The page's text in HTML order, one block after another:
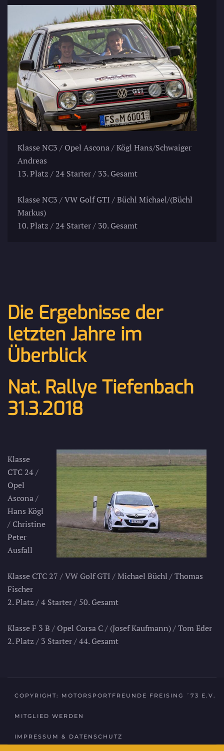
Klasse NC3 / Opel Ascona / Kögl Hans/Schwaiger
Andreas
13. Platz / 24 Starter / 33. Gesamt
Klasse NC3 / VW Golf GTI / Büchl Michael/(Büchl
Markus)
10. Platz / 24 Starter / 30. Gesamt
Die Ergebnisse der
letzten Jahre im
Überblick
Nat. Rallye Tiefenbach
31.3.2018
Klasse
CTC 24 /
Opel
Ascona /
Hans Kögl
/ Christine
Peter
Ausfall
Klasse CTC 27 / VW Golf GTI / Michael Büchl / Thomas
Fischer
2. Platz / 4 Starter / 50. Gesamt
Klasse F 3 B / Opel Corsa C / (Josef Kaufmann) / Tom Eder
2. Platz / 3 Starter / 44. Gesamt
COPYRIGHT: MOTORSPORTFREUNDE FREISING ´73 E.V.
MITGLIED WERDEN
IMPRESSUM & DATENSCHUTZ